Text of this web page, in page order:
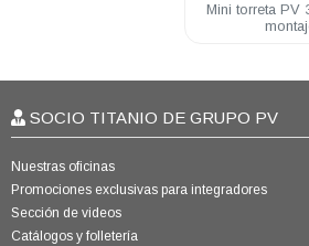
Mini torreta PV
SOCIO TITANIO DE GRUPO PV
Nuestras oficinas
Promociones exclusivas para integradores
Sección de videos
Catálogos y folletería